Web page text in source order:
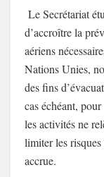
Le Secrétariat
d’accroître la
aériens
Nations Unies,
des fins
cas échéant,
les activités ne
limiter les risques
accrue.